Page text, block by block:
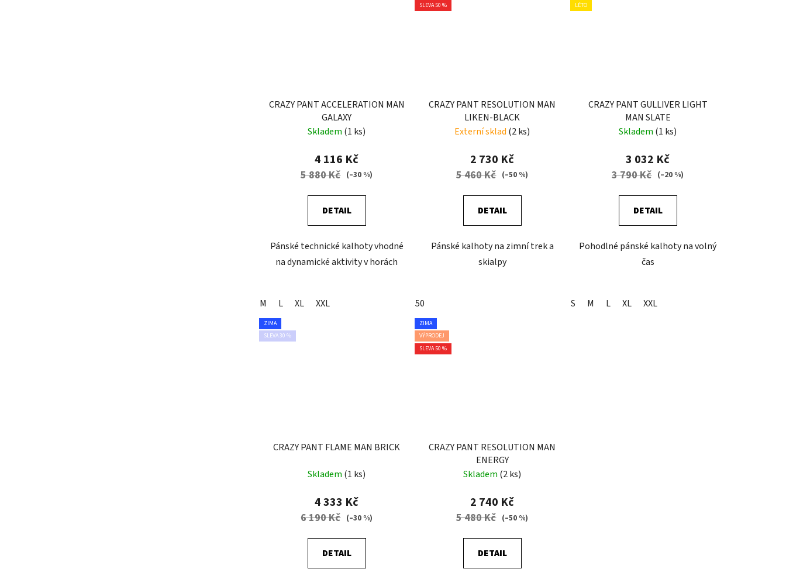
CRAZY PANT ACCELERATION MAN
GALAXY
Skladem (1 ks)
4 116 Kč
5 880 Kč (–30 %)
DETAIL
Pánské technické kalhoty vhodné
na dynamické aktivity v horách
M L XL XXL
SLEVA 50 %
CRAZY PANT RESOLUTION MAN
LIKEN-BLACK
Externí sklad (2 ks)
2 730 Kč
5 460 Kč (–50 %)
DETAIL
Pánské kalhoty na zimní trek a
skialpy
50
LÉTO
CRAZY PANT GULLIVER LIGHT
MAN SLATE
Skladem (1 ks)
3 032 Kč
3 790 Kč (–20 %)
DETAIL
Pohodlné pánské kalhoty na volný
čas
S M L XL XXL
ZIMA
SLEVA 30 %
CRAZY PANT FLAME MAN BRICK
Skladem (1 ks)
4 333 Kč
6 190 Kč (–30 %)
DETAIL
ZIMA
VÝPRODEJ
SLEVA 50 %
CRAZY PANT RESOLUTION MAN
ENERGY
Skladem (2 ks)
2 740 Kč
5 480 Kč (–50 %)
DETAIL